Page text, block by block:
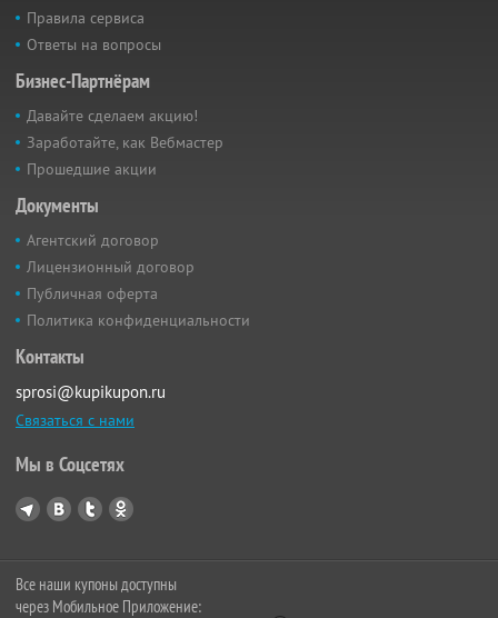
Правила сервиса
Ответы на вопросы
Бизнес-Партнёрам
Давайте сделаем акцию!
Заработайте, как Вебмастер
Прошедшие акции
Документы
Агентский договор
Лицензионный договор
Публичная оферта
Политика конфиденциальности
Контакты
sprosi@kupikupon.ru
Связаться с нами
Мы в Соцсетях
Все наши купоны доступны
через Мобильное Приложение: